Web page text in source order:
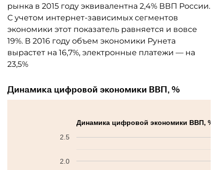
рынка в 2015 году эквивалентна 2,4% ВВП России.
С учетом интернет-зависимых сегментов
экономики этот показатель равняется и вовсе
19%. В 2016 году объем экономики Рунета
вырастет на 16,7%, электронные платежи — на
23,5%
Динамика цифровой экономики ВВП, %
Динамика цифровой экономики ВВП, %
2.0
2.5